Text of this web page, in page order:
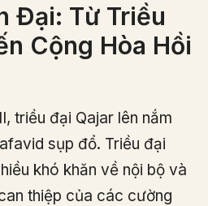
Đại: Từ Triều
Cộng Hòa Hồi
triều đại Qajar lên nắm
sụp đổ. Triều đại
khó khăn về nội bộ và
thiệp của các cường